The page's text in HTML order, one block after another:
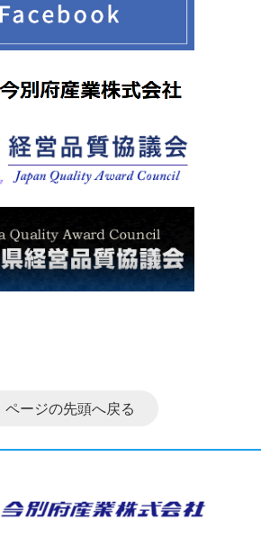
ページの先頭へ戻る